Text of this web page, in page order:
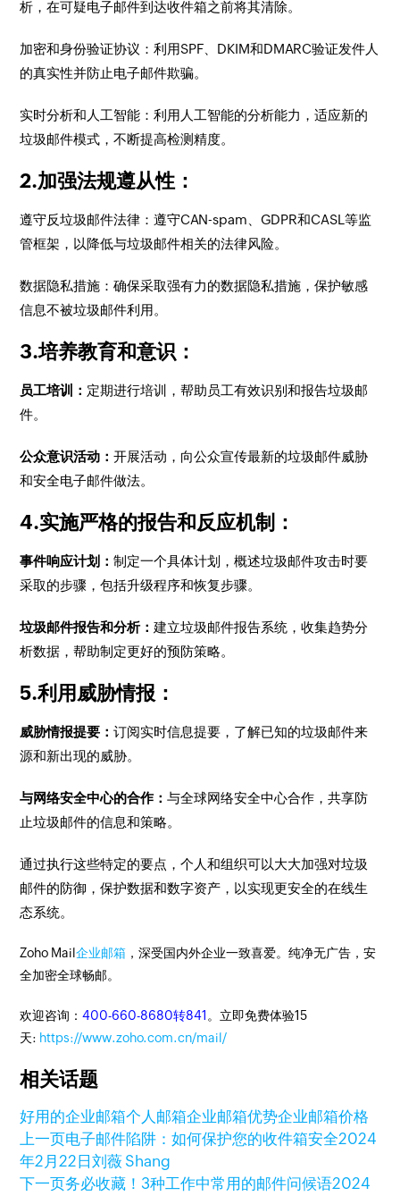
析，在可疑电子邮件到达收件箱之前将其清除。
加密和身份验证协议：利用SPF、DKIM和DMARC验证发件人
的真实性并防止电子邮件欺骗。
实时分析和人工智能：利用人工智能的分析能力，适应新的
垃圾邮件模式，不断提高检测精度。
2.加强法规遵从性：
遵守反垃圾邮件法律：遵守CAN-spam、GDPR和CASL等监
管框架，以降低与垃圾邮件相关的法律风险。
数据隐私措施：确保采取强有力的数据隐私措施，保护敏感
信息不被垃圾邮件利用。
3.培养教育和意识：
员工培训： 定期进行培训，帮助员工有效识别和报告垃圾邮
件。
公众意识活动：开展活动，向公众宣传最新的垃圾邮件威胁
和安全电子邮件做法。
4.实施严格的报告和反应机制：
事件响应计划：制定一个具体计划，概述垃圾邮件攻击时要
采取的步骤，包括升级程序和恢复步骤。
垃圾邮件报告和分析：建立垃圾邮件报告系统，收集趋势分
析数据，帮助制定更好的预防策略。
5.利用威胁情报：
威胁情报提要：订阅实时信息提要，了解已知的垃圾邮件来
源和新出现的威胁。
与网络安全中心的合作：与全球网络安全中心合作，共享防
止垃圾邮件的信息和策略。
通过执行这些特定的要点，个人和组织可以大大加强对垃圾
邮件的防御，保护数据和数字资产，以实现更安全的在线生
态系统。
Zoho Mail企业邮箱 ，深受国内外企业一致喜爱。纯净无广告，安
全加密全球畅邮。
欢迎咨询：400-660-8680转841 。立即免费体验15
天: https://www.zoho.com.cn/mail/
相关话题
好用的企业邮箱个人邮箱企业邮箱优势企业邮箱价格
上一页电子邮件陷阱：如何保护您的收件箱安全2024
年2月22日刘薇 Shang
下一页务必收藏！3种工作中常用的邮件问候语2024